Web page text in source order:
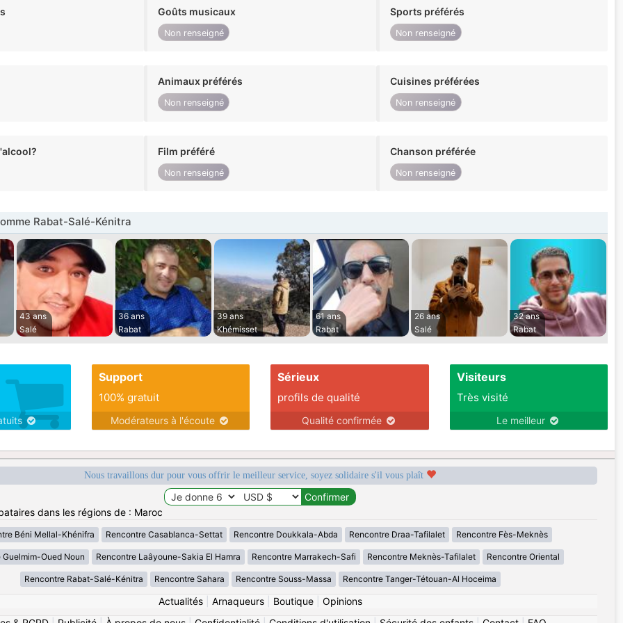
Goûts musicaux
Non renseigné
Sports préférés
Non renseigné
Animaux préférés
Non renseigné
Cuisines préférées
Non renseigné
Film préféré
Non renseigné
Chanson préférée
Non renseigné
Rabat-Salé-Kénitra
43 ans
Salé
36 ans
Rabat
39 ans
Khémisset
61 ans
Rabat
26 ans
Salé
32 ans
Rabat
Support
100% gratuit
Modérateurs à l'écoute
Sérieux
profils de qualité
Qualité confirmée
Visiteurs
Très visité
Le meilleur
Nous travaillons dur pour vous offrir le meilleur service, soyez solidaire s'il vous plaît
dans les régions de : Maroc
Béni Mellal-Khénifra Rencontre Casablanca-Settat Rencontre Doukkala-Abda Rencontre Draa-Tafilalet Rencontre Fès-Meknès
Guelmim-Oued Noun Rencontre Laâyoune-Sakia El Hamra Rencontre Marrakech-Safi Rencontre Meknès-Tafilalet Rencontre Oriental
Rencontre Rabat-Salé-Kénitra Rencontre Sahara Rencontre Souss-Massa Rencontre Tanger-Tétouan-Al Hoceima
Actualités| Arnaqueurs| Boutique| Opinions